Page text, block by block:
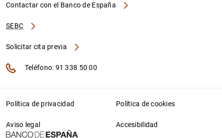
Contactar con el Banco de España
SEBC
Solicitar cita previa
Teléfono: 91 338 50 00
Política de privacidad Política de cookies
Aviso legal Accesibilidad